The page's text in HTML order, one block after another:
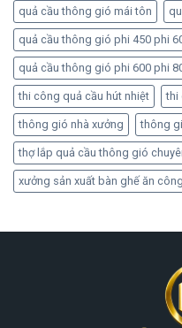
quả cầu thông gió mái tôn
quả cầu thông gió phi 450 phi
quả cầu thông gió phi 600 phi
thi công quả cầu hút nhiệt thi
thông gió nhà xưởng thông
thợ lắp quả cầu thông gió
xưởng sản xuất bàn ghế ăn